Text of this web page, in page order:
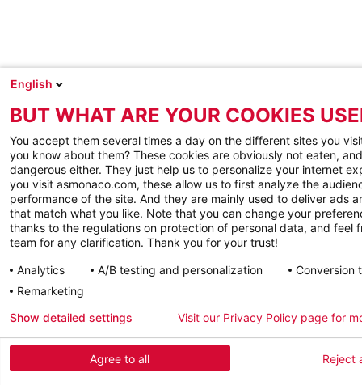
English
BUT WHAT ARE YOUR COOKIES
You accept them several times a day on the different sites you
you know about them? These cookies are obviously not eaten,
dangerous either. They just help us to personalize your internet
you visit asmonaco.com, these allow us to first analyze the
performance of the site. And they are mainly used to deliver ads
that match what you like. Note that you can change your
thanks to the regulations on protection of personal data, and feel
team for any clarification. Thank you for your trust!
Analytics
A/B testing and personalization
Conversion
Remarketing
Agree to all Reject
Show detailed settings Visit our Privacy Policy page for